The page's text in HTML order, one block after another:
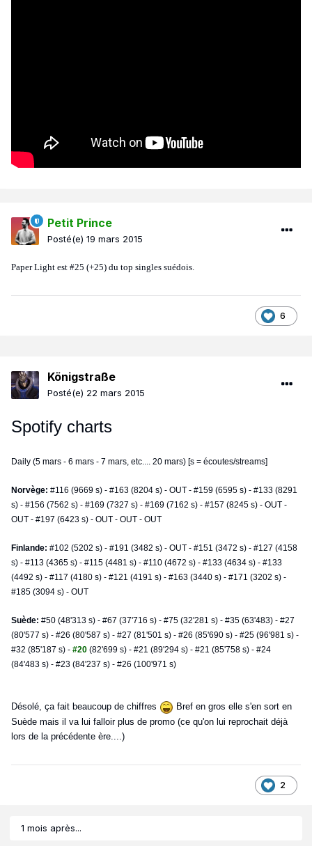
Petit Prince
Posté(e) 19 mars 2015
Paper Light est #25 (+25) du top singles suédois.
6
Königstraße
Posté(e) 22 mars 2015
Spotify charts
Daily (5 mars - 6 mars - 7 mars, etc.... 20 mars) [s = écoutes/streams]
Norvège: #116 (9669 s) - #163 (8204 s) - OUT - #159 (6595 s) - #133 (8291
s) - #156 (7562 s) - #169 (7327 s) - #169 (7162 s) - #157 (8245 s) - OUT -
OUT - #197 (6423 s) - OUT - OUT - OUT
Finlande: #102 (5202 s) - #191 (3482 s) - OUT - #151 (3472 s) - #127 (4158
s) - #113 (4365 s) - #115 (4481 s) - #110 (4672 s) - #133 (4634 s) - #133
(4492 s) - #117 (4180 s) - #121 (4191 s) - #163 (3440 s) - #171 (3202 s) -
#185 (3094 s) - OUT
Suède: #50 (48'313 s) - #67 (37'716 s) - #75 (32'281 s) - #35 (63'483) - #27
(80'577 s) - #26 (80'587 s) - #27 (81'501 s) - #26 (85'690 s) - #25 (96'981 s) -
#32 (85'187 s) - #20 (82'699 s) - #21 (89'294 s) - #21 (85'758 s) - #24
(84'483 s) - #23 (84'237 s) - #26 (100'971 s)
Désolé, ça fait beaucoup de chiffres
Bref en gros elle s'en sort en
Suède mais il va lui falloir plus de promo (ce qu'on lui reprochait déjà
lors de la précédente ère....)
2
1 mois après...